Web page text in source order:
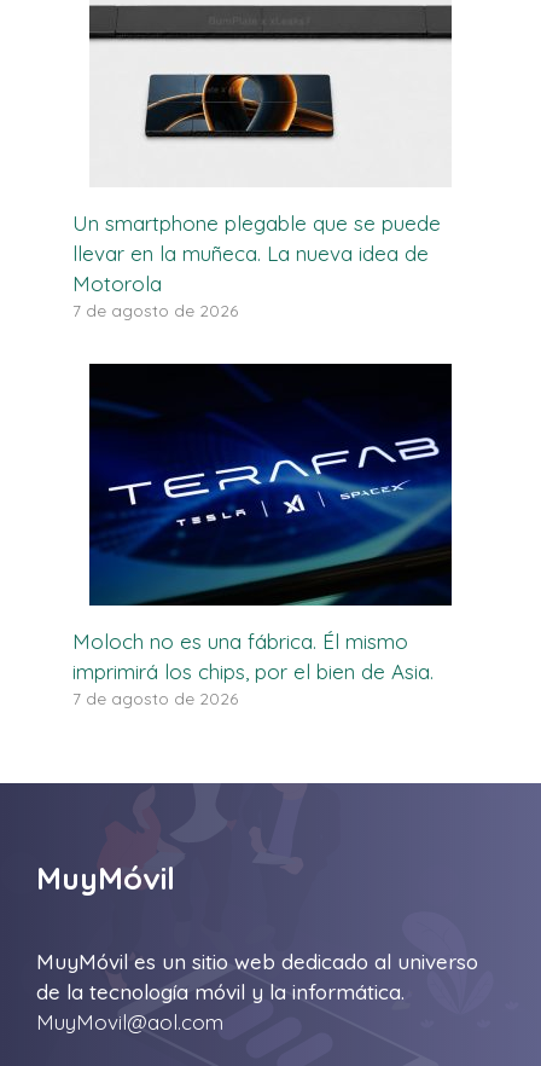
Un smartphone plegable que se puede
llevar en la muñeca. La nueva idea de
Motorola
7 de agosto de 2026
Moloch no es una fábrica. Él mismo
imprimirá los chips, por el bien de Asia.
7 de agosto de 2026
MuyMóvil
MuyMóvil es un sitio web dedicado al universo
de la tecnología móvil y la informática.
MuyMovil@aol.com